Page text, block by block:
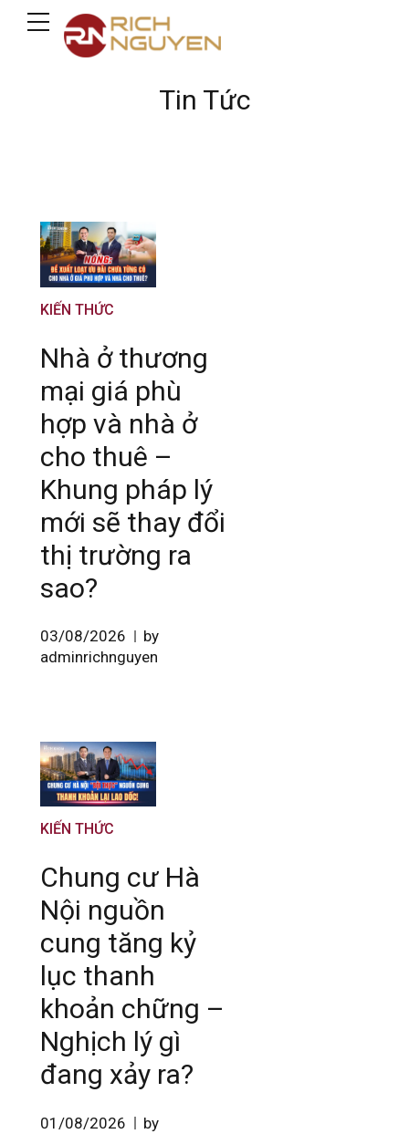
Tin Tức
KIẾN THỨC
Nhà ở thương
mại giá phù
hợp và nhà ở
cho thuê –
Khung pháp lý
mới sẽ thay đổi
thị trường ra
sao?
03/08/2026
by
adminrichnguyen
KIẾN THỨC
Chung cư Hà
Nội nguồn
cung tăng kỷ
lục thanh
khoản chững –
Nghịch lý gì
đang xảy ra?
01/08/2026
by